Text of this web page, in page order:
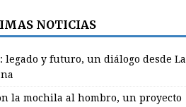
NOTICIAS
legado y futuro, un diálogo desde La
la mochila al hombro, un proyecto